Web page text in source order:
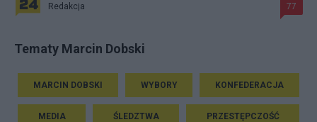
Redakcja 77
Tematy Marcin Dobski
MARCIN DOBSKI WYBORY KONFEDERACJA
MEDIA ŚLEDZTWA PRZESTĘPCZOŚĆ